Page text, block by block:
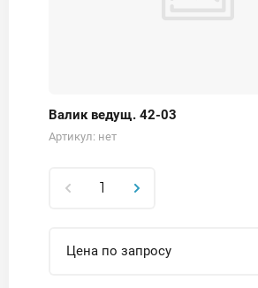
Валик ведущ. 42-03
Артикул: нет
Цена по запросу